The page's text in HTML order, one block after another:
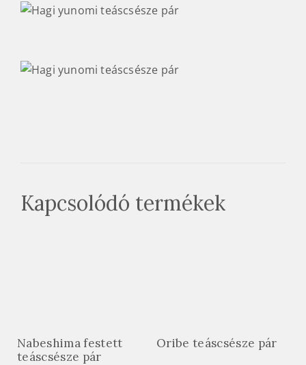
Kapcsolódó termékek
Nabeshima festett
teáscsésze pár
Oribe teáscsésze pár